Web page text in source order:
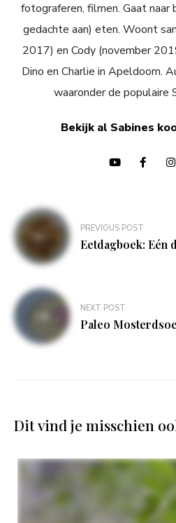
fotograferen, filmen. Gaat
gedachte aan) eten. Woont
2017) en Cody (november
Dino en Charlie in Apeldoorn.
waaronder de populaire
Bekijk al Sabines
Bericht
navigatie
PREVIOUS POST
Eetdagboek: Eén
NEXT POST
Paleo
Dit vind je misschien